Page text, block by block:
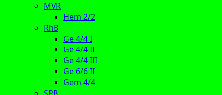
MVR
Hem 2/2
RhB
Ge 4/4 I
Ge 4/4 II
Ge 4/4 III
Ge 6/6 II
Gem 4/4